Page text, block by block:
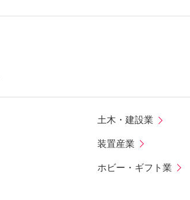
土木・建設業
装置産業
ホビー・ギフト業